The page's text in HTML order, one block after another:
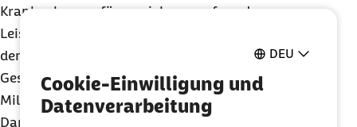
DEU
Cookie-Einwilligung und
Datenverarbeitung
Krankenkassen für versicherungsfremde
Leistungen bildet mit jährlich 14,5 Milliarden Euro
den Ausgabenschwerpunkt. Dem
Gesundheitsfonds sollen im Jahr 2023 weitere zwei
Milliarden Euro als Zuschuss und ein überjähriges
Darlehen in Höhe von einer Milliarde Euro